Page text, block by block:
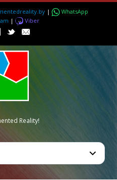
|
WhatsApp
| Viber
Reality!